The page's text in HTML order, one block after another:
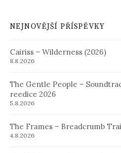
NEJNOVĚJŠÍ PŘÍSPĚVKY
Cairiss – Wilderness (2026)
8.8.2026
The Gentle People –
reedice 2026
5.8.2026
The Frames – Breadcrumb
4.8.2026